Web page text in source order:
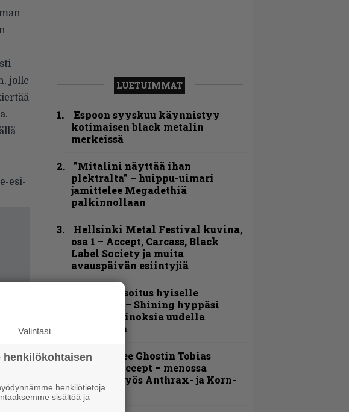
jolle
esi-
LUETUIMMAT
Espoon syyskuu käynnistyy
kotimaisen black metalin
merkeissä
”Mitalini näyttää ihan
plektralta” – huippu-uimari
jamittelee Megadethiä
palkinnollaan
Hellsinki Metal Festival kuvina,
osa 1 – Accept, Carcass, Black
Label Society ja muita
avauspäivän esiintyjiä
Kunnianosoitus hyiselle
Pohjolalle – Shining hyppäsi
keskelle kinoksia uudella
videollaan
Näin lähtee Ghostin Tobias
Forgelta Accept – menossa
mukana myös Anthrax- ja Korn-
miehistöä
Valintasi
henkilökohtaisen
henkilötietoja
sisältöä ja